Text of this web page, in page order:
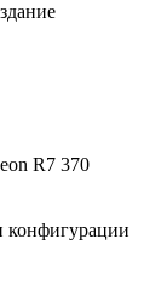
R7 370
конфигурации